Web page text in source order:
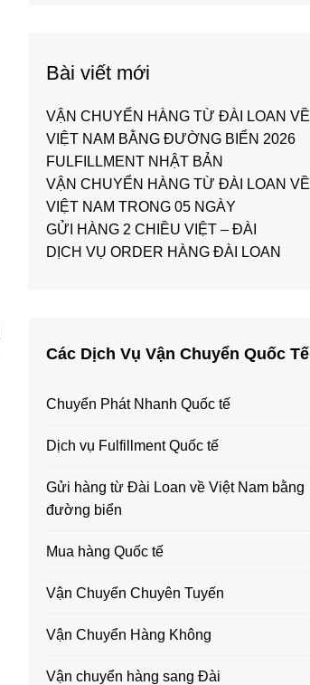
Bài viết mới
VẬN CHUYỂN HÀNG TỪ ĐÀI LOAN VỀ
VIỆT NAM BẰNG ĐƯỜNG BIỂN 2026
FULFILLMENT NHẬT BẢN
VẬN CHUYỂN HÀNG TỪ ĐÀI LOAN VỀ
VIỆT NAM TRONG 05 NGÀY
GỬI HÀNG 2 CHIỀU VIỆT – ĐÀI
DỊCH VỤ ORDER HÀNG ĐÀI LOAN
Các Dịch Vụ Vận Chuyển Quốc Tế
Chuyển Phát Nhanh Quốc tế
Dịch vụ Fulfillment Quốc tế
Gửi hàng từ Đài Loan về Việt Nam bằng
đường biển
Mua hàng Quốc tế
Vận Chuyển Chuyên Tuyến
Vận Chuyển Hàng Không
Vận chuyển hàng sang Đài